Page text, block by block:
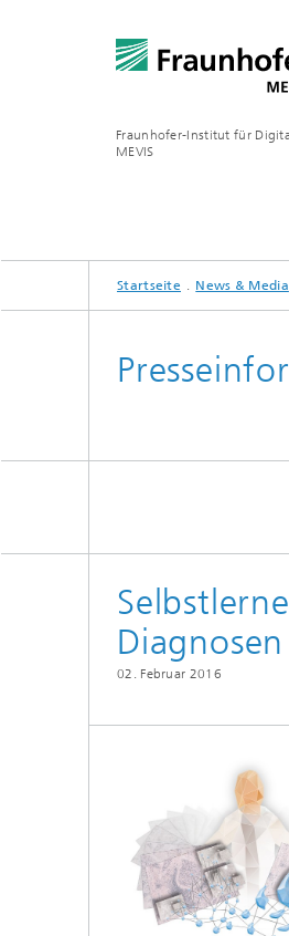
Fraunhofer-Institut für
MEVIS
Startseite News & Media
Diagnosen
02. Februar 2016